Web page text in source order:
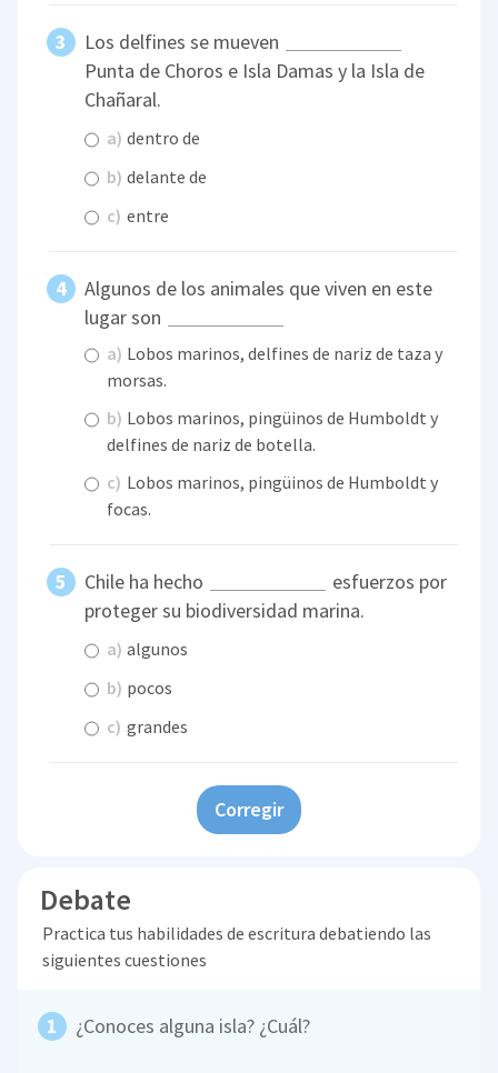
Los delfines se mueven
Punta de Choros e Isla Damas y la Isla de
Chañaral.
a) dentro de
b) delante de
c) entre
Algunos de los animales que viven en este
lugar son
a) Lobos marinos, delfines de nariz de taza y
morsas.
b) Lobos marinos, pingüinos de Humboldt y
delfines de nariz de botella.
c) Lobos marinos, pingüinos de Humboldt y
focas.
Chile ha hecho
esfuerzos por
proteger su biodiversidad marina.
a) algunos
b) pocos
c) grandes
Corregir
Debate
Practica tus habilidades de escritura debatiendo las
siguientes cuestiones
¿Conoces alguna isla? ¿Cuál?